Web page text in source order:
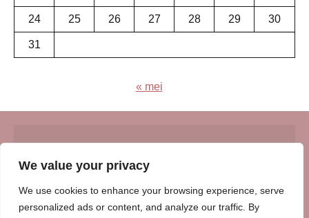
We value your privacy
We use cookies to enhance your browsing experience, serve
personalized ads or content, and analyze our traffic. By
24 25 26 27 28 29 30
31
« mei
© Insert Internetuitgeverij
Vrouwenverhalen.nl
Zomerperiode.nl - Winterperiode.nl-